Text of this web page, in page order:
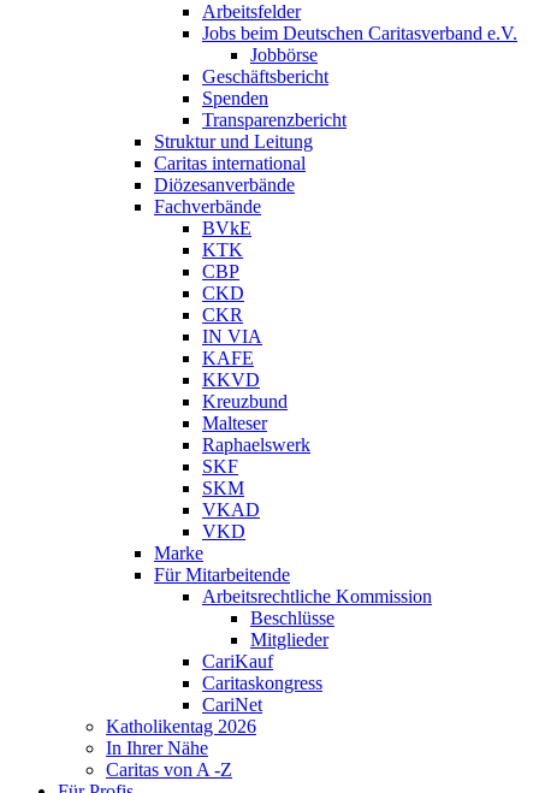
Arbeitsfelder
Jobs beim Deutschen Caritasverband e.V.
Jobbörse
Geschäftsbericht
Spenden
Transparenzbericht
Struktur und Leitung
Caritas international
Diözesanverbände
Fachverbände
BVkE
KTK
CBP
CKD
CKR
IN VIA
KAFE
KKVD
Kreuzbund
Malteser
Raphaelswerk
SKF
SKM
VKAD
VKD
Marke
Für Mitarbeitende
Arbeitsrechtliche Kommission
Beschlüsse
Mitglieder
CariKauf
Caritaskongress
CariNet
Katholikentag 2026
In Ihrer Nähe
Caritas von A -Z